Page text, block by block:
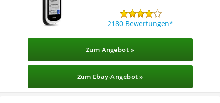
2180 Bewertungen
Zum Angebot »
Zum Ebay-Angebot »